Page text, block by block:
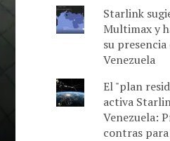
Starlink
Multimax y
su presencia
Venezuela
El "plan
activa
Venezuela:
contras